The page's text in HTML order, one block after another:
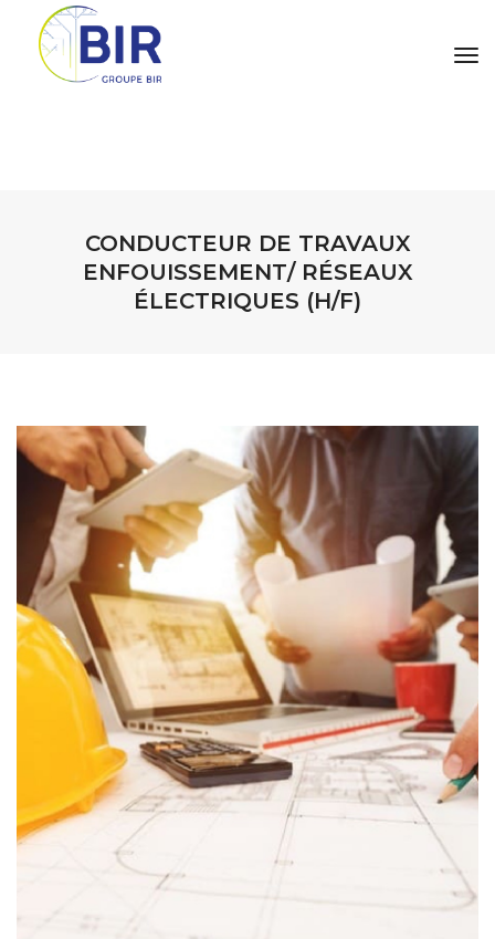
CONDUCTEUR DE TRAVAUX
ENFOUISSEMENT/ RÉSEAUX
ÉLECTRIQUES (H/F)